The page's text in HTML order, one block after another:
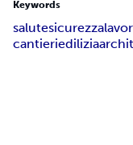
Keywords
salutesicurezza
cantieriedilizia